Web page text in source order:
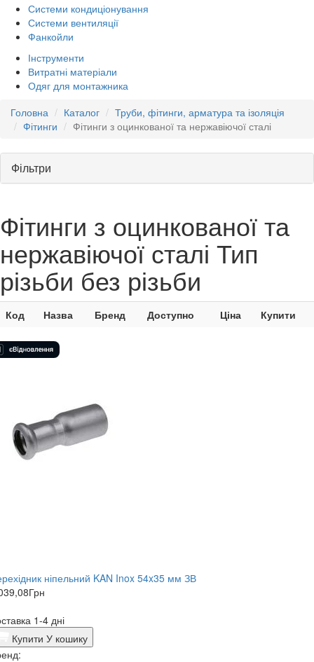
Системи кондиціонування
Системи вентиляції
Фанкойли
Інструменти
Витратні матеріали
Одяг для монтажника
Головна
Каталог
Труби, фітинги, арматура та ізоляція
Фітинги
Фітинги з оцинкованої та нержавіючої сталі
Фільтри
Фітинги з оцинкованої та
нержавіючої сталі Тип
різьби без різьби
Код Назва Бренд Доступно Ціна Купити
ніпельний KAN Inox 54x35 мм ЗВ
Грн
1-4 дні
Купити У кошику